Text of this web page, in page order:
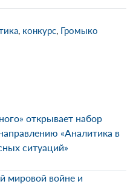
, конкурс, Громыко
открывает набор
«Аналитика в
ситуаций»
мировой войне и